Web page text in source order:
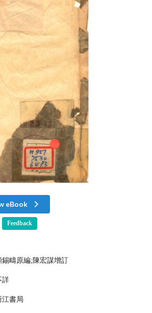
eBook
Feedback
錫疇原編;陳宏謀增訂
詳
江書局